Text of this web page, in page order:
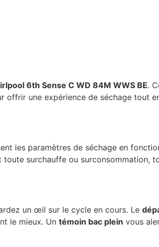
6th Sense C WD 84M WWS BE.
offrir une expérience de séchage tout
les paramètres de séchage en
toute surchauffe ou surconsommation,
un œil sur le cycle en cours. Le
le mieux. Un témoin bac plein vous